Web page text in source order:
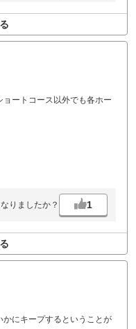
ートコース以外でも各ホー
りましたか？ 1
にキープするということが